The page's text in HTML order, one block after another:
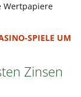
Wertpapiere
SPIELE UM
Zinsen